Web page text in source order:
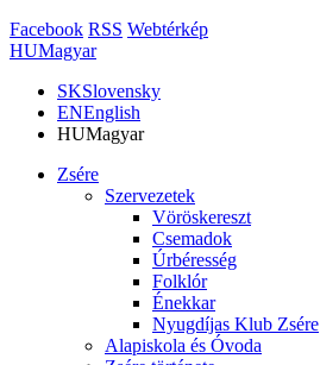
Facebook RSS Webtérkép
HUMagyar
SKSlovensky
ENEnglish
HUMagyar
Zsére
Szervezetek
Vöröskereszt
Csemadok
Úrbéresség
Folklór
Énekkar
Nyugdíjas Klub Zsére
Alapiskola és Óvoda